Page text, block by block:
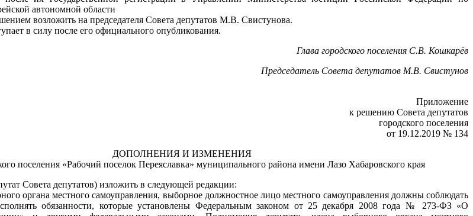
автономной области
возложить на председателя Совета депутатов М.В. Свистунова.
в силу после его официального опубликования.
Глава городского поселения С.В. Кошкарёв
Председатель Совета депутатов М.В. Свистунов
Приложение
к решению Совета депутатов
городского поселения
от 19.12.2019 № 134
ДОПОЛНЕНИЯ И ИЗМЕНЕНИЯ
поселения «Рабочий поселок Переяславка» муниципального района имени Лазо Хабаровского края
Совета депутатов) изложить в следующей редакции:
органа местного самоуправления, выборное должностное лицо местного самоуправления должны соблюдать
обязанности, которые установлены Федеральным законом от 25 декабря 2008 года № 273-ФЗ «О